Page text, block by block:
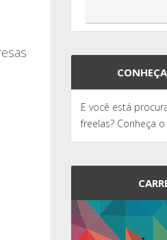
E você está
freelas? Conheça o